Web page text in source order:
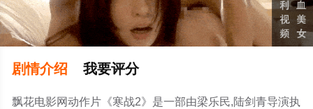
剧情介绍 我要评分
飘花电影网动作片《寒战2》是一部由梁乐民,陆剑青导演执